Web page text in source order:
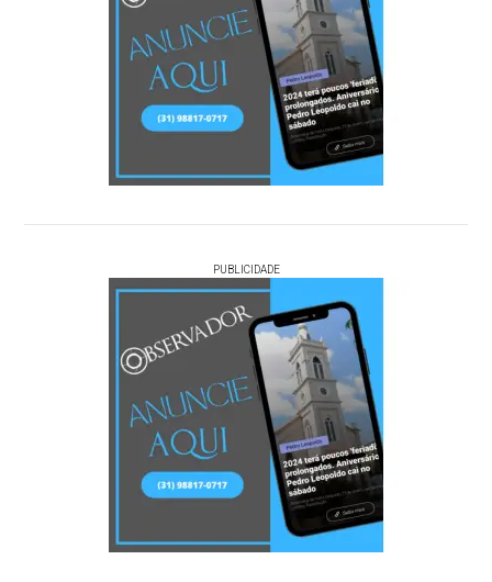
PUBLICIDADE